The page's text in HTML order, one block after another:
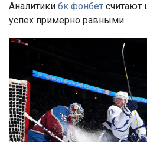
Аналитики бк фонбет считают
успех примерно равными.